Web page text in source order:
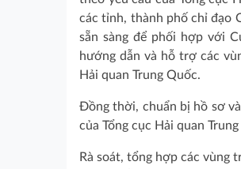
các tỉnh, thành phố chỉ đạo
sẵn sàng để phối hợp với
hướng dẫn và hỗ trợ các
Hải quan Trung Quốc.
Đồng thời, chuẩn bị hồ sơ
của Tổng cục Hải quan
Rà soát, tổng hợp các vùng